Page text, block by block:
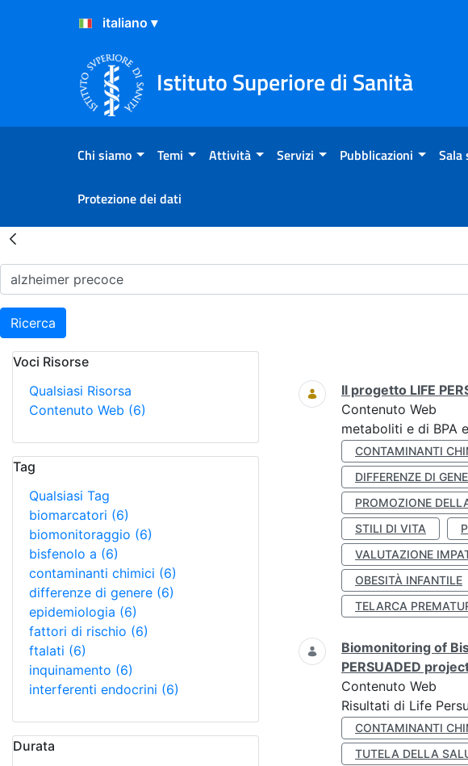
Salta al Contenuto
Salta al Footer
Istituto Superiore di Sanità
Chi siamo Temi Attività Servizi Pubblicazioni Sala
Protezione dei dati
Risultati della Ricerca - Home
Ricerca
Voci Risorse
Qualsiasi Risorsa
Contenuto Web (6)
Tag
Qualsiasi Tag
biomarcatori (6)
biomonitoraggio (6)
bisfenolo a (6)
contaminanti chimici (6)
differenze di genere (6)
epidemiologia (6)
fattori di rischio (6)
ftalati (6)
inquinamento (6)
interferenti endocrini (6)
Durata
Ricerca
Il progetto LIFE
Contenuto Web
metaboliti e di BPA
CONTAMINANTI
DIFFERENZE DI
PROMOZIONE
STILI DI VITA
VALUTAZIONE
OBESITÀ INFANTILE
TELARCA
Biomonitoring of
PERSUADED
Contenuto Web
Risultati di Life
CONTAMINANTI
TUTELA DELLA